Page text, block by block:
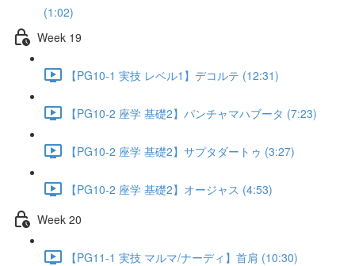
(1:02)
Week 19
【PG10-1 実技 レベル1】デコルテ (12:31)
【PG10-2 座学 基礎2】パンチャマハブータ (7:23)
【PG10-2 座学 基礎2】サプタダートゥ (3:27)
【PG10-2 座学 基礎2】オージャス (4:53)
Week 20
【PG11-1 実技 マルマ/ナーディ】首肩 (10:30)